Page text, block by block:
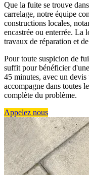
Que la fuite se trouve
carrelage, notre équipe
constructions locales,
encastrée ou enterrée. La
travaux de réparation et
Pour toute suspicion de
suffit pour bénéficier
45 minutes, avec un
accompagne dans toutes
complète du problème.
Appelez nous